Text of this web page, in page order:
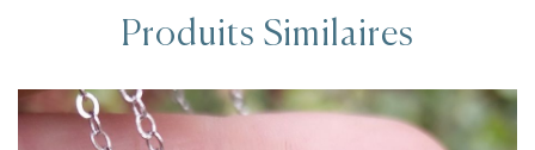
Produits Similaires